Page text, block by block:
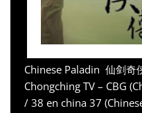
Chinese Paladin 仙剑奇
Chongching TV – CBG
/ 38 en china 37